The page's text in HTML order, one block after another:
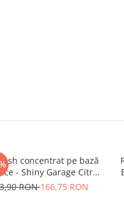
concentrat pe bază
- Shiny Garage Citrus
Infused TFR (5L)
RON166,75 RON